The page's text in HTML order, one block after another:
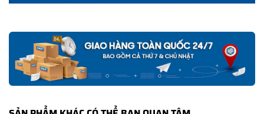
Nhà phân phối uỷ quyền SKF chính hãng tại